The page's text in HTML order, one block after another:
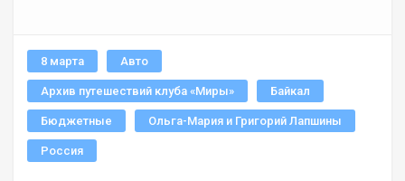
8 марта Авто
Архив путешествий клуба «Миры» Байкал
Бюджетные Ольга-Мария и Григорий Лапшины
Россия